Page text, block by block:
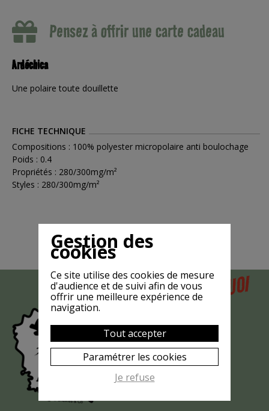
Pensez à offrir une carte cadeau
Ardéchica
Une polaire toute douillette
FICHE TECHNIQUE
Compositions : 100% polyester micropolaire anti boulochage
Poids : 0.4
Propriétés : 280/300mg/m²
Styles : 280/300mg/m²
MAISPOURQUOI
LA CHÈVRE
EST-ELLE
MASQUÉE
?
Gestion des
cookies
Ce site utilise des cookies de mesure
d'audience et de suivi afin de vous
offrir une meilleure expérience de
navigation.
Tout accepter
Paramétrer les cookies
Je refuse